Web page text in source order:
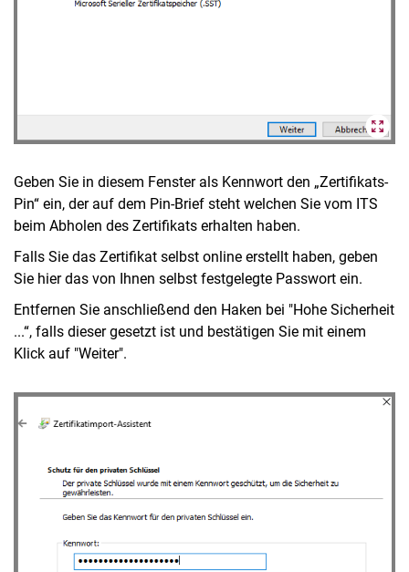
Geben Sie in diesem Fenster als Kennwort den „Zertifikats-
Pin“ ein, der auf dem Pin-Brief steht welchen Sie vom ITS
beim Abholen des Zertifikats erhalten haben.
Falls Sie das Zertifikat selbst online erstellt haben, geben
Sie hier das von Ihnen selbst festgelegte Passwort ein.
Entfernen Sie anschließend den Haken bei "Hohe Sicherheit
...“, falls dieser gesetzt ist und bestätigen Sie mit einem
Klick auf "Weiter".